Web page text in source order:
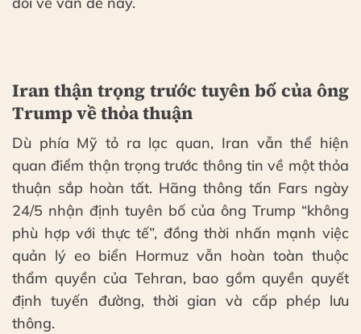
Iran thận trọng trước tuyên bố của ông
Trump về thỏa thuận
Dù phía Mỹ tỏ ra lạc quan, Iran vẫn thể hiện
quan điểm thận trọng trước thông tin về một thỏa
thuận sắp hoàn tất. Hãng thông tấn Fars ngày
24/5 nhận định tuyên bố của ông Trump “không
phù hợp với thực tế”, đồng thời nhấn mạnh việc
quản lý eo biển Hormuz vẫn hoàn toàn thuộc
thẩm quyền của Tehran, bao gồm quyền quyết
định tuyến đường, thời gian và cấp phép lưu
thông.